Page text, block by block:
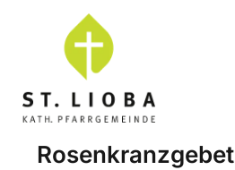
Rosenkranzgebet